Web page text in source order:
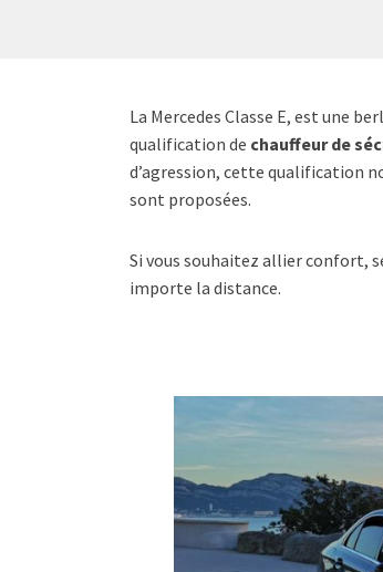
La Mercedes Classe E, est une
qualification de chauffeur de
d’agression, cette qualification
sont proposées.
Si vous souhaitez allier confort,
importe la distance.